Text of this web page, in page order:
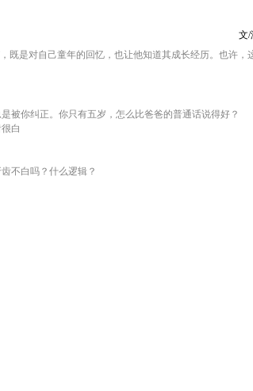
文/
既是对自己童年的回忆，也让他知道其成长经历。也许，
被你纠正。你只有五岁，怎么比爸爸的普通话说得好？
白
不白吗？什么逻辑？